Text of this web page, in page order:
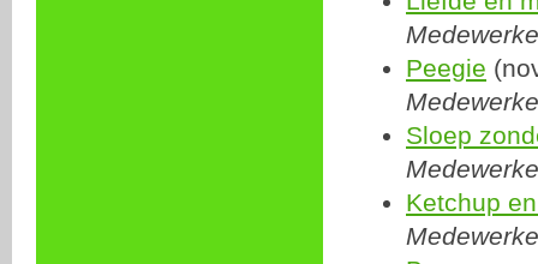
Peegie
Sloep
Ketchup